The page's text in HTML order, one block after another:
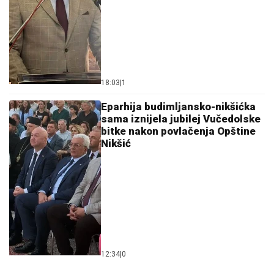
18:03|1
Eparhija budimljansko-nikšićka
sama iznijela jubilej Vučedolske
bitke nakon povlačenja Opštine
Nikšić
12:34|0